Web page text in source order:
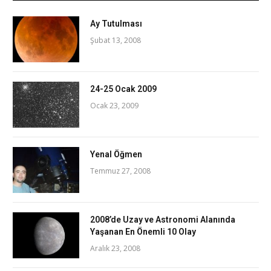
Ay Tutulması
Şubat 13, 2008
24-25 Ocak 2009
Ocak 23, 2009
Yenal Öğmen
Temmuz 27, 2008
2008’de Uzay ve Astronomi Alanında
Yaşanan En Önemli 10 Olay
Aralık 23, 2008